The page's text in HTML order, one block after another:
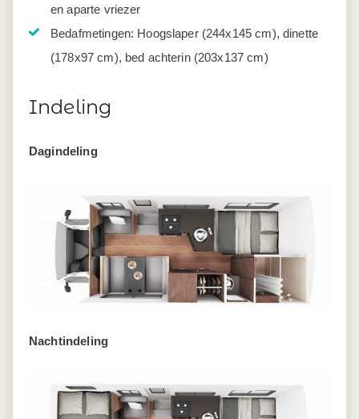
en aparte vriezer
Bedafmetingen: Hoogslaper (244x145 cm), dinette
(178x97 cm), bed achterin (203x137 cm)
Indeling
Dagindeling
Nachtindeling